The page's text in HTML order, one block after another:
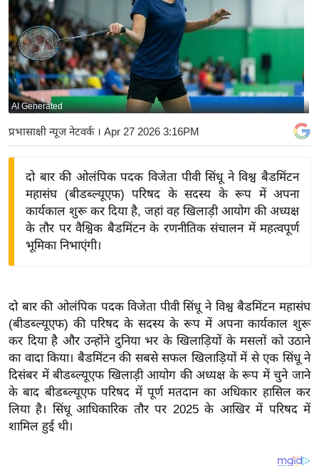
अं
त
र्रा
ष्ट्री
य
बि
ज़
ने
द्यो
वि
शे
ष
ज्ञ
रा
य
ब
ज
AI Generated
प्रभासाक्षी न्यूज नेटवर्क। Apr 27 2026 3:16PM
दो बार की ओलंपिक पदक विजेता पीवी सिंधू ने विश्व बैडमिंटन
महासंघ (बीडब्ल्यूएफ) परिषद के सदस्य के रूप में अपना
कार्यकाल शुरू कर दिया है, जहां वह खिलाड़ी आयोग की अध्यक्ष
के तौर पर वैश्विक बैडमिंटन के रणनीतिक संचालन में महत्वपूर्ण
भूमिका निभाएंगी।
दो बार की ओलंपिक पदक विजेता पीवी सिंधू ने विश्व बैडमिंटन महासंघ
(बीडब्ल्यूएफ) की परिषद के सदस्य के रूप में अपना कार्यकाल शुरू
कर दिया है और उन्होंने दुनिया भर के खिलाड़ियों के मसलों को उठाने
का वादा किया। बैडमिंटन की सबसे सफल खिलाड़ियों में से एक सिंधू ने
दिसंबर में बीडब्ल्यूएफ खिलाड़ी आयोग की अध्यक्ष के रूप में चुने जाने
के बाद बीडब्ल्यूएफ परिषद में पूर्ण मतदान का अधिकार हासिल कर
लिया है। सिंधू आधिकारिक तौर पर 2025 के आखिर में परिषद में
शामिल हुई थी।